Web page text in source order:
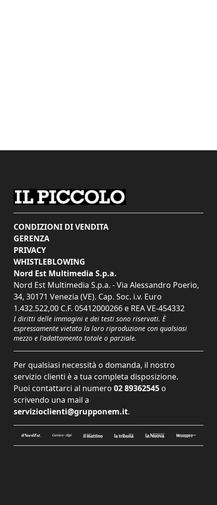
CONDIZIONI DI VENDITA
GERENZA
PRIVACY
WHISTLEBLOWING
Nord Est Multimedia S.p.a.
Nord Est Multimedia S.p.a. - Via Alessandro Poerio,
34, 30171 Venezia (VE). Cap. Soc. i.v. Euro
1.432.522,00 C.F. 05412000266 e REA VE-454332
I diritti delle immagini e dei testi sono riservati. È
espressamente vietata la loro riproduzione con qualsiasi
mezzo e l'adattamento totale o parziale.
Per qualsiasi necessità o domanda, il nostro
servizio clienti è a tua completa disposizione.
Puoi contattarci al numero 02 89362545 o
scrivendo una mail a
servizioclienti@grupponem.it.